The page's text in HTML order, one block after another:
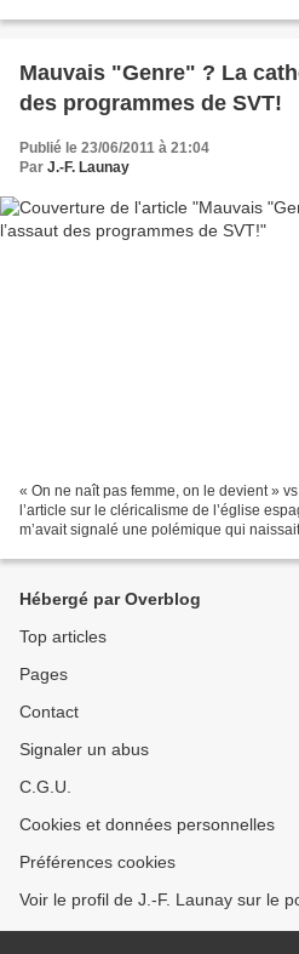
Mauvais "Genre" ? La
des programmes de SVT!
Publié le 23/06/2011 à 21:04
Par J.-F. Launay
« On ne naît pas femme, on le devient »
l’article sur le cléricalisme de l’église
m’avait signalé une polémique qui
Hébergé par Overblog
Top articles
Pages
Contact
Signaler un abus
C.G.U.
Cookies et données personnelles
Préférences cookies
Voir le profil de J.-F. Launay sur le